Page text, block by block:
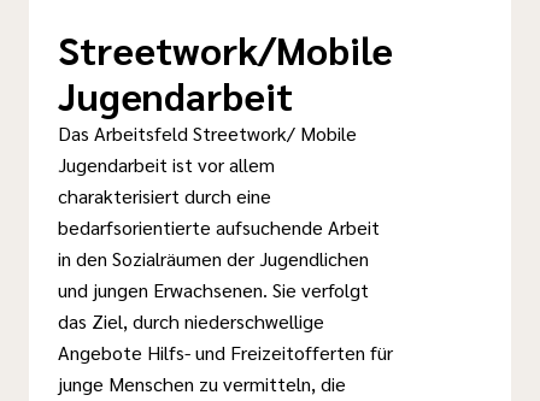
Streetwork/Mobile
Jugendarbeit
Das Arbeitsfeld Streetwork/ Mobile
Jugendarbeit ist vor allem
charakterisiert durch eine
bedarfsorientierte aufsuchende Arbeit
in den Sozialräumen der Jugendlichen
und jungen Erwachsenen. Sie verfolgt
das Ziel, durch niederschwellige
Angebote Hilfs- und Freizeitofferten für
junge Menschen zu vermitteln, die